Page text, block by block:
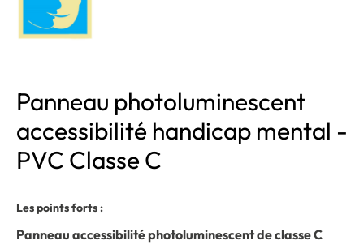
Panneau photoluminescent
accessibilité handicap mental -
PVC Classe C
Les points forts :
Panneau accessibilité photoluminescent de classe C